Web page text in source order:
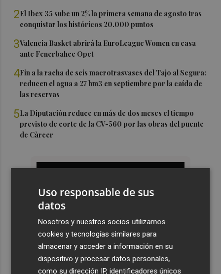
2El Ibex 35 sube un 2% la primera semana de agosto tras
conquistar los históricos 20.000 puntos
3Valencia Basket abrirá la EuroLeague Women en casa
ante Fenerbahce Opet
4Fin a la racha de seis macrotrasvases del Tajo al Segura:
reducen el agua a 27 hm3 en septiembre por la caída de
las reservas
5La Diputación reduce en más de dos meses el tiempo
previsto de corte de la CV-560 por las obras del puente
de Càrcer
Uso responsable de sus
datos
Nosotros y nuestros socios utilizamos
cookies y tecnologías similares para
almacenar y acceder a información en su
dispositivo y procesar datos personales,
como su dirección IP, identificadores únicos